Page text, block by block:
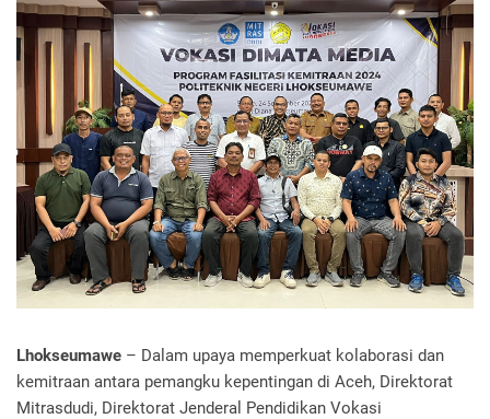
Lhokseumawe – Dalam upaya memperkuat kolaborasi dan
kemitraan antara pemangku kepentingan di Aceh, Direktorat
Mitrasdudi, Direktorat Jenderal Pendidikan Vokasi